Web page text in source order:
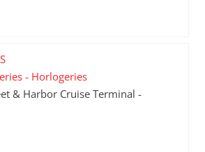
- Horlogeries
& Harbor Cruise Terminal -